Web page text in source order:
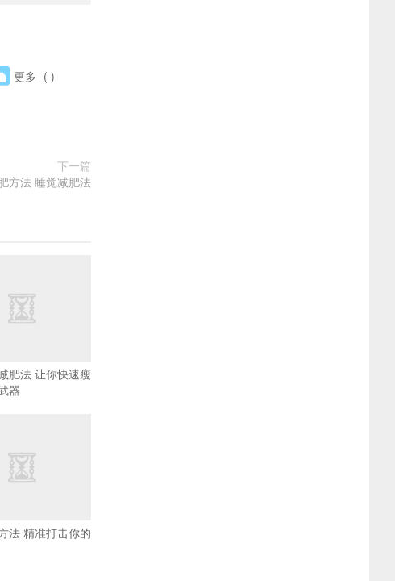
更多 ( )
下一篇
方法 睡觉减肥法
肥法 让你快速瘦
器
法 精准打击你的